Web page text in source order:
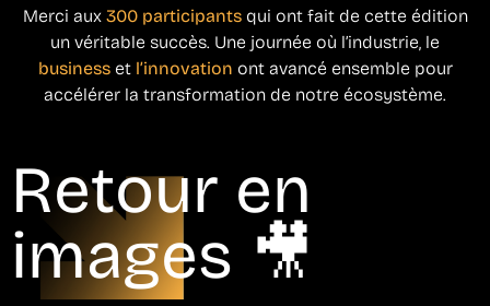
Merci aux 300 participantsqui ont fait de cette édition
un véritable succès. Une journée où l’industrie, le
businesset l’innovation ont avancé ensemble pour
accélérer la transformation de notre écosystème.
Retour en
images 🎥